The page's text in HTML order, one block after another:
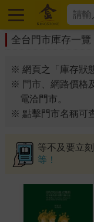
全台門市庫存一覽
※ 網頁之「庫存狀
※ 門市、網路價格
電洽門市。
※ 點擊門市名稱可
等不及要立
等！